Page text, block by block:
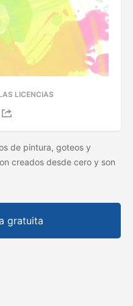
LICENCIAS
de pintura, goteos y
creados desde cero y son
gratuita